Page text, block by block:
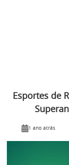
Esportes de
1 ano atrás